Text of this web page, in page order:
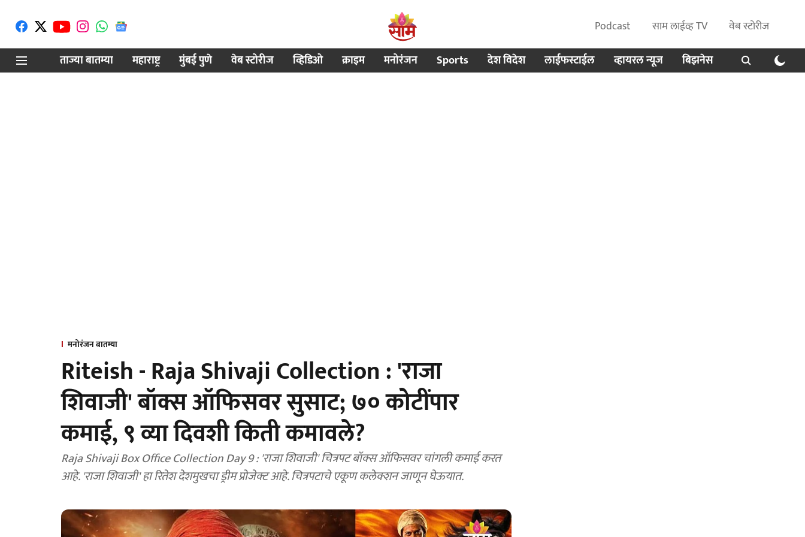
Podcast साम लाईव्ह TV
वेब स्टोरीज
ताज्या बातम्या
महाराष्ट्र मुंबई पुणे वेब स्टोरीज व्हिडिओ क्राइम मनोरंजन Sports देश विदेश लाईफस्टाईल व्हायरल न्यूज बिझनेस
मनोरंजन बातम्या
Riteish - Raja Shivaji Collection : 'राजा
शिवाजी' बॉक्स ऑफिसवर सुसाट; ७० कोटींपार
कमाई, ९ व्या दिवशी किती कमावले?
Raja Shivaji Box Office Collection Day 9 : 'राजा शिवाजी' चित्रपट बॉक्स ऑफिसवर चांगली कमाई करत
आहे. 'राजा शिवाजी' हा रितेश देशमुखचा ड्रीम प्रोजेक्ट आहे. चित्रपटाचे एकूण कलेक्शन जाणून घेऊयात.